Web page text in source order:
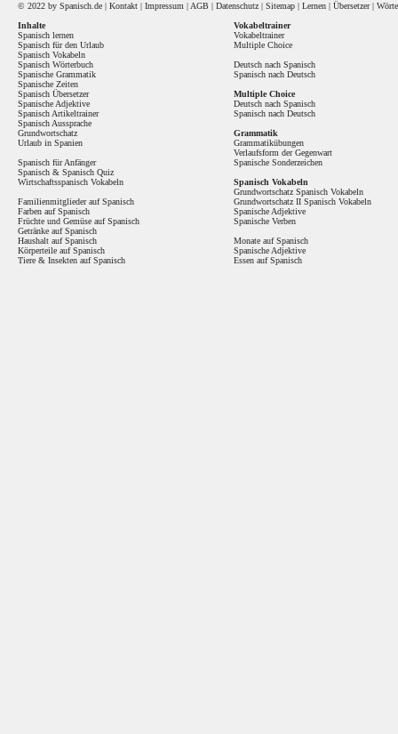
© 2022 by Spanisch .de | Kontakt | Impressum | AGB | Datenschutz | Sitemap | Lernen | Übersetzer|
Inhalte
Spanisch lernen
Spanisch für den Urlaub
Spanisch Vokabeln
Spanisch Wörterbuch
Spanische Grammatik
Spanische Zeiten
Spanisch Übersetzer
Spanische Adjektive
Spanisch Artikeltrainer
Spanisch Aussprache
Grundwortschatz
Urlaub in Spanien
Spanisch für Anfänger
Spanisch & Spanisch Quiz
Wirtschaftsspanisch Vokabeln
Familienmitglieder auf Spanisch
Farben auf Spanisch
Früchte und Gemüse auf Spanisch
Getränke auf Spanisch
Haushalt auf Spanisch
Körperteile auf Spanisch
Tiere & Insekten auf Spanisch
Vokabeltrainer
Vokabeltrainer
Multiple Choice
Deutsch nach Spanisch
Spanisch nach Deutsch
Multiple Choice
Deutsch nach Spanisch
Spanisch nach Deutsch
Grammatik
Grammatikübungen
Verlaufsform der Gegenwart
Spanische Sonderzeichen
Spanisch Vokabeln
Grundwortschatz Spanisch Vokabeln
Grundwortschatz II Spanisch Vokabeln
Spanische Adjektive
Spanische Verben
Monate auf Spanisch
Spanische Adjektive
Essen auf Spanisch